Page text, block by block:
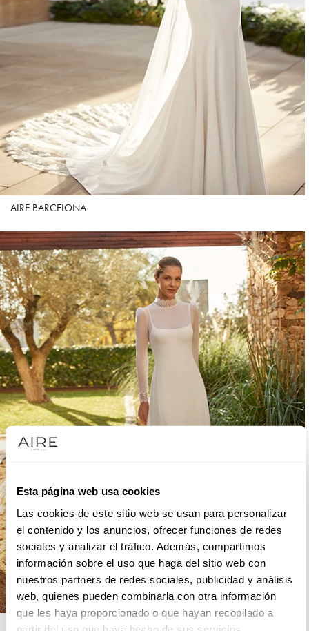
Esta página web usa cookies
Las cookies de este sitio web se usan para personalizar
el contenido y los anuncios, ofrecer funciones de redes
sociales y analizar el tráfico. Además, compartimos
información sobre el uso que haga del sitio web con
nuestros partners de redes sociales, publicidad y análisis
web, quienes pueden combinarla con otra información
que les haya proporcionado o que hayan recopilado a
AIRE BARCELONA
AIRE BOHO